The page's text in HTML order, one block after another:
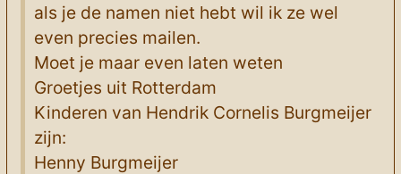
als je de namen niet hebt wil ik ze wel
even precies mailen.
Moet je maar even laten weten
Groetjes uit Rotterdam
Kinderen van Hendrik Cornelis Burgmeijer
zijn:
Henny Burgmeijer